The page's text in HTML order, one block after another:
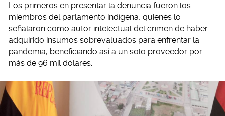
Los primeros en presentar la denuncia fueron los
miembros del parlamento indígena, quienes lo
señalaron como autor intelectual del crimen de haber
adquirido insumos sobrevaluados para enfrentar la
pandemia, beneficiando así a un solo proveedor por
más de 96 mil dólares.